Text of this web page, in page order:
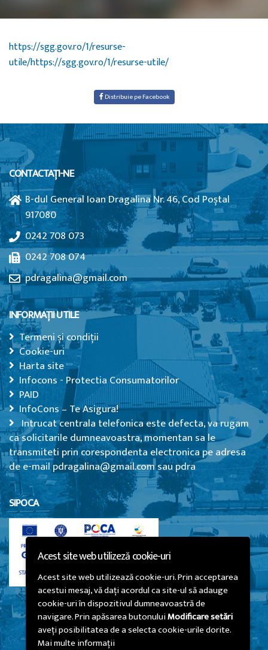
https://sgg.gov.ro/1/resurse-
utile/https://sgg.gov.ro/1/resurse-utile/
Distribuie pe Facebook
CONTACTAȚI-NE
B-dul General Ioan Dragalina Nr. 46, Cod Poștal
917080
0242 708 073
0242 708 074
pdragalina@gmail.com
INFORMAȚII UTILE
Termeni și condiții
Cookie-uri
Harta site
Infocons - Protectia Consumatorilor
PAID
InfoCons – Te Asigura!
Intrucat centrala telefonica este defecta, va rugam
ca solicitarile dumneavoastra, momentan sa le
transmiteti prin corespondenta electronica pe adresa
de e-mail pdragalina@gmail.com sau pdra
SIPOCA
Acest site web utilizeză cookie-uri
Acest site web utilizează cookie-uri. Prin acceptarea
acestui mesaj, vă dați acordul ca site-ul să adauge
cookie-uri în dispozitivul dumneavoastră de
navigare. Prin apăsarea butonuluiModificare setări
aveți posibilitatea de a selecta cookie-urile dorite.
Mai multe informații